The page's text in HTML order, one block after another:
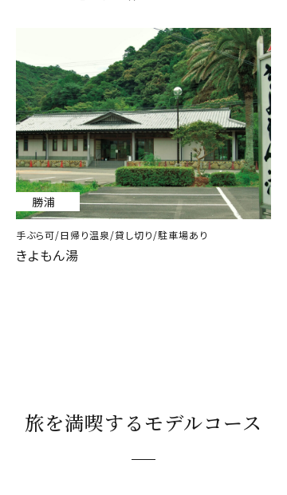
勝浦
手ぶら可/日帰り温泉/貸し切り/駐車場あり
きよもん湯
旅を満喫するモデルコース